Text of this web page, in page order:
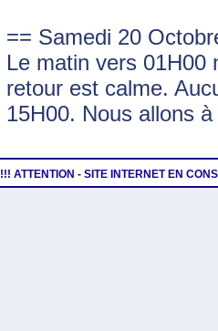
== Samedi 20
Le matin vers 01H00
retour est calme.
15H00. Nous allons
!!! ATTENTION - SITE INTERNET EN